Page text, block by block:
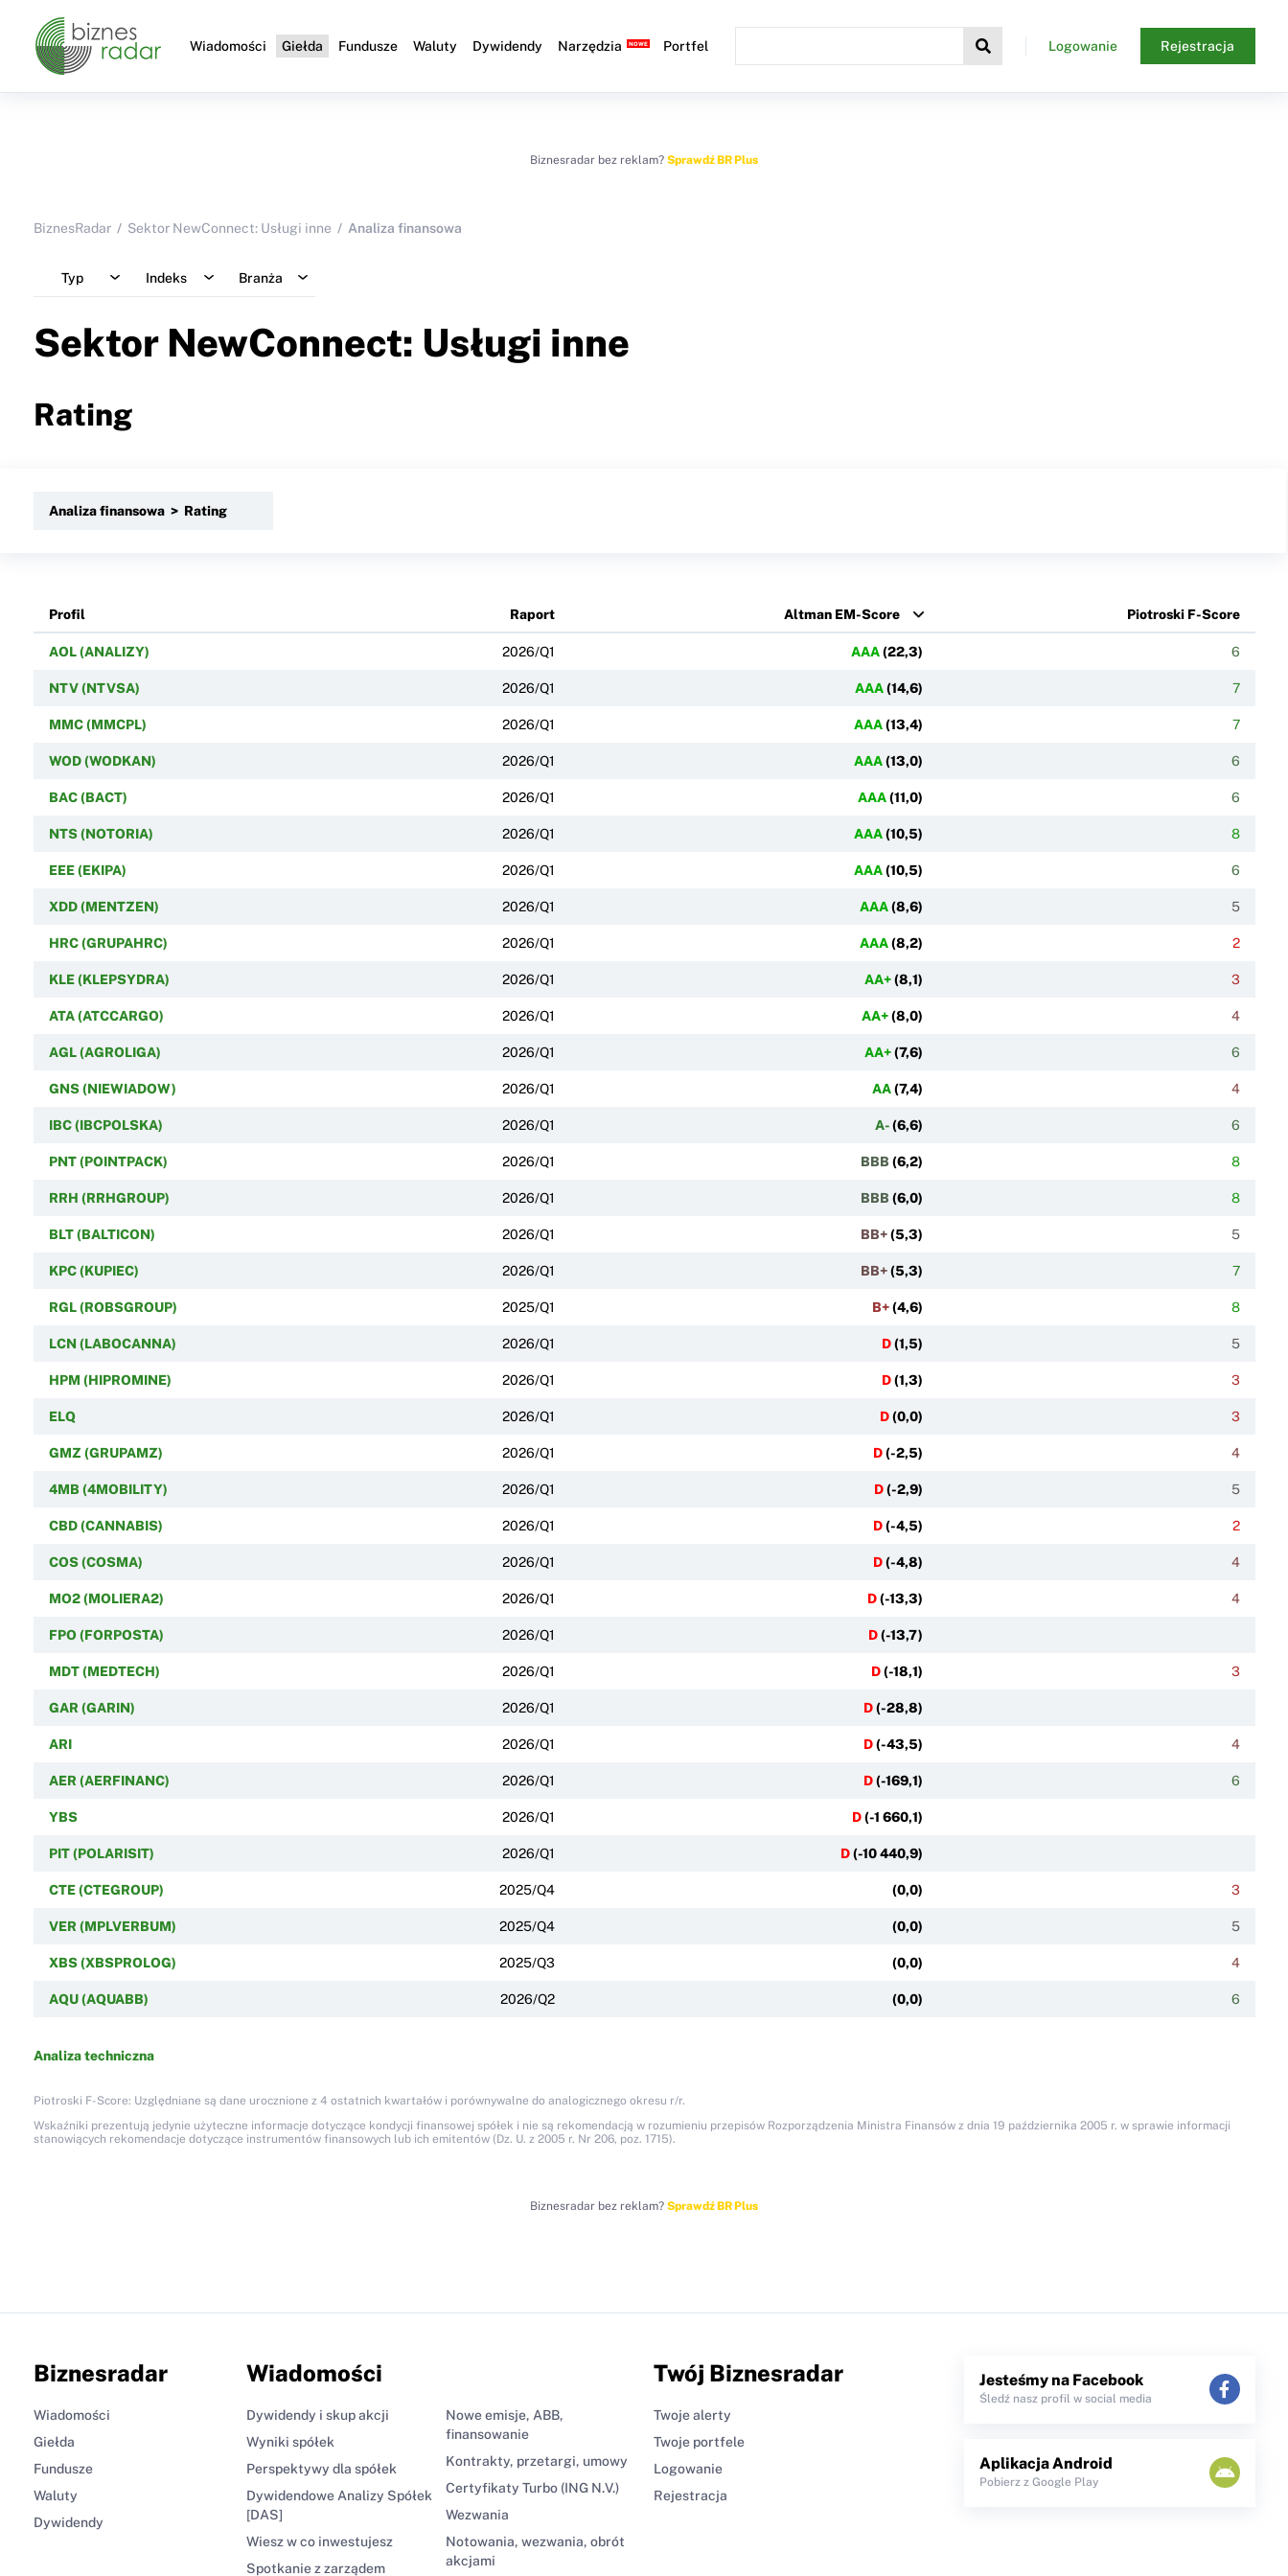
Wiadomości Giełda Fundusze Waluty Dywidendy Narzędzia Portfel Logowanie Rejestracja
Biznesradar bez reklam? Sprawdź BR Plus
BiznesRadar Sektor NewConnect: Usługi inne Analiza finansowa
Typ Indeks Branża
Sektor NewConnect: Usługi inne
Rating
Analiza finansowa > Rating
Profil Raport Altman EM-Score Piotroski F-Score
AOL (ANALIZY) 2026/Q1 AAA(22,3) 6
NTV (NTVSA) 2026/Q1 AAA(14,6) 7
MMC (MMCPL) 2026/Q1 AAA(13,4) 7
WOD (WODKAN) 2026/Q1 AAA(13,0) 6
BAC (BACT) 2026/Q1 AAA(11,0) 6
NTS (NOTORIA) 2026/Q1 AAA(10,5) 8
EEE (EKIPA) 2026/Q1 AAA(10,5) 6
XDD (MENTZEN) 2026/Q1 AAA(8,6) 5
HRC (GRUPAHRC) 2026/Q1 AAA(8,2) 2
KLE (KLEPSYDRA) 2026/Q1 AA+(8,1) 3
ATA (ATCCARGO) 2026/Q1 AA+(8,0) 4
AGL (AGROLIGA) 2026/Q1 AA+(7,6) 6
GNS (NIEWIADOW) 2026/Q1 AA(7,4) 4
IBC (IBCPOLSKA) 2026/Q1 A-(6,6) 6
PNT (POINTPACK) 2026/Q1 BBB (6,2) 8
RRH (RRHGROUP) 2026/Q1 BBB (6,0) 8
BLT (BALTICON) 2026/Q1 BB+(5,3) 5
KPC (KUPIEC) 2026/Q1 BB+(5,3) 7
RGL (ROBSGROUP) 2025/Q1 B+(4,6) 8
LCN (LABOCANNA) 2026/Q1 D(1,5) 5
HPM (HIPROMINE) 2026/Q1 D(1,3) 3
ELQ 2026/Q1 D(0,0) 3
GMZ (GRUPAMZ) 2026/Q1 D(-2,5) 4
4MB (4MOBILITY) 2026/Q1 D(-2,9) 5
CBD (CANNABIS) 2026/Q1 D(-4,5) 2
COS (COSMA) 2026/Q1 D(-4,8) 4
MO2 (MOLIERA2) 2026/Q1 D(-13,3) 4
FPO (FORPOSTA) 2026/Q1 D(-13,7)
MDT (MEDTECH) 2026/Q1 D(-18,1) 3
GAR (GARIN) 2026/Q1 D(-28,8)
ARI 2026/Q1 D(-43,5) 4
AER (AERFINANC) 2026/Q1 D(-169,1) 6
YBS 2026/Q1 D(-1 660,1)
PIT (POLARISIT) 2026/Q1 D(-10 440,9)
CTE (CTEGROUP) 2025/Q4 (0,0) 3
VER (MPLVERBUM) 2025/Q4 (0,0) 5
XBS (XBSPROLOG) 2025/Q3 (0,0) 4
AQU (AQUABB) 2026/Q2 (0,0) 6
Analiza techniczna
Piotroski F-Score: Uzględniane są dane urocznione z 4 ostatnich kwartałów i porównywalne do analogicznego okresu r/r.
Wskaźniki prezentują jedynie użyteczne informacje dotyczące kondycji finansowej spółek i nie są rekomendacją w rozumieniu przepisów Rozporządzenia Ministra Finansów z dnia 19 października 2005 r. w sprawie informacji
stanowiących rekomendacje dotyczące instrumentów finansowych lub ich emitentów (Dz. U. z 2005 r. Nr 206, poz. 1715).
Biznesradar bez reklam? Sprawdź BR Plus
Biznesradar
Wiadomości
Giełda
Fundusze
Waluty
Dywidendy
Wiadomości
Dywidendy i skup akcji
Wyniki spółek
Perspektywy dla spółek
Dywidendowe Analizy Spółek
[DAS]
Wiesz w co inwestujesz
Spotkanie z zarządem
Nowe emisje, ABB,
finansowanie
Kontrakty, przetargi, umowy
Certyfikaty Turbo (ING N.V.)
Wezwania
Notowania, wezwania, obrót
akcjami
Twój Biznesradar
Twoje alerty
Twoje portfele
Logowanie
Rejestracja
Jesteśmy na Facebook
Śledź nasz profil w social media
Aplikacja Android
Pobierz z Google Play